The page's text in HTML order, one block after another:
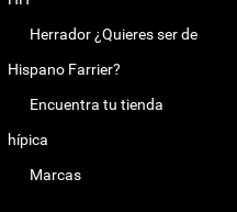
Herrador ¿Quieres ser de
Hispano Farrier?
Encuentra tu tienda
hípica
Marcas